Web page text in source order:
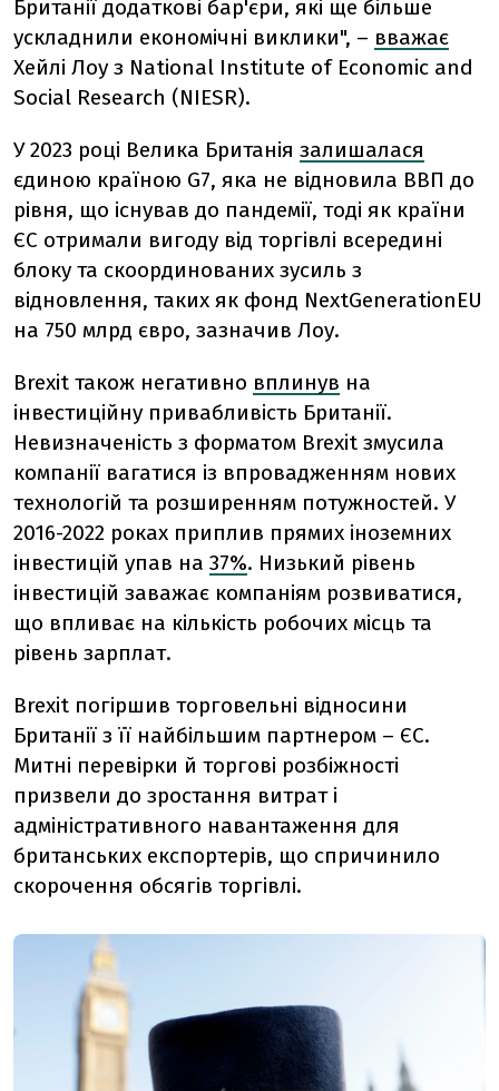
Британії додаткові бар'єри, які ще більше
ускладнили економічні виклики", – вважає
Хейлі Лоу з National Institute of Economic and
Social Research (NIESR).
У 2023 році Велика Британія залишалася
єдиною країною G7, яка не відновила ВВП до
рівня, що існував до пандемії, тоді як країни
ЄС отримали вигоду від торгівлі всередині
блоку та скоординованих зусиль з
відновлення, таких як фонд NextGenerationEU
на 750 млрд євро, зазначив Лоу.
Brexit також негативно вплинув на
інвестиційну привабливість Британії.
Невизначеність з форматом Brexit змусила
компанії вагатися із впровадженням нових
технологій та розширенням потужностей. У
2016-2022 роках приплив прямих іноземних
інвестицій упав на 37%. Низький рівень
інвестицій заважає компаніям розвиватися,
що впливає на кількість робочих місць та
рівень зарплат.
Brexit погіршив торговельні відносини
Британії з її найбільшим партнером – ЄС.
Митні перевірки й торгові розбіжності
призвели до зростання витрат і
адміністративного навантаження для
британських експортерів, що спричинило
скорочення обсягів торгівлі.